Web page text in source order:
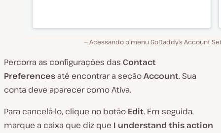
Acessando o menu GoDaddy’s Account
Percorra as configurações das Contact
Preferences até encontrar a seçãoAccount. Sua
conta deve aparecer comoAtiva.
Para cancelá-lo, clique no botão Edit. Em seguida,
marque a caixa que diz que I understand this action